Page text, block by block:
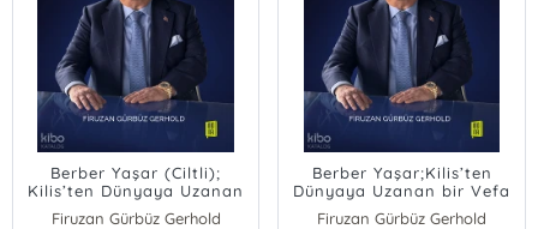
Berber Yaşar (Ciltli);
Kilis’ten Dünyaya Uzanan
bir Vefa Hikâyesi
Firuzan Gürbüz Gerhold
Berber Yaşar;Kilis’ten
Dünyaya Uzanan bir Vefa
Hikâyesi
Firuzan Gürbüz Gerhold